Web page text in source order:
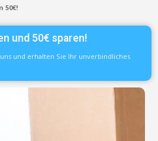
50€!
und 50€ sparen!
und erhalten Sie Ihr unverbindliches